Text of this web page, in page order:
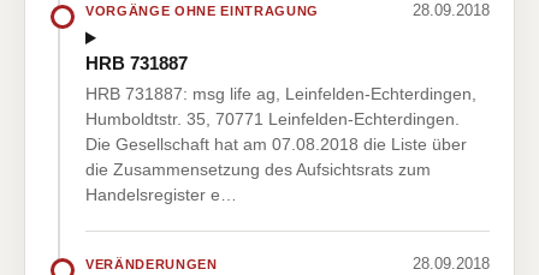
VORGÄNGE OHNE EINTRAGUNG 28.09.2018
HRB 731887
HRB 731887: msg life ag, Leinfelden-Echterdingen,
Humboldtstr. 35, 70771 Leinfelden-Echterdingen.
Die Gesellschaft hat am 07.08.2018 die Liste über
die Zusammensetzung des Aufsichtsrats zum
Handelsregister e…
VERÄNDERUNGEN 28.09.2018